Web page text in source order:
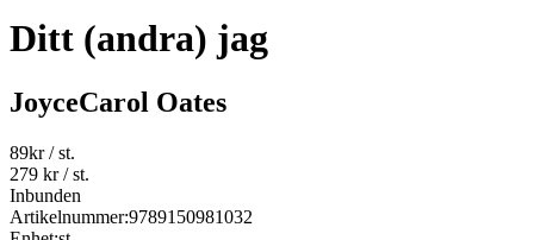
Ditt (andra) jag
JoyceCarol Oates
89kr/ st.
279 kr/ st.
Inbunden
Artikelnummer:9789150981032